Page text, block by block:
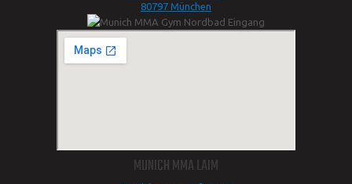
80797 München
MUNICH MMA LAIM